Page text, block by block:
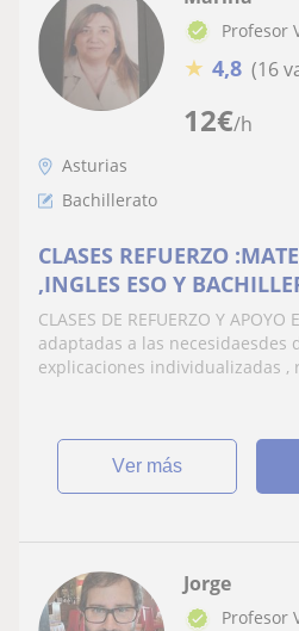
12€/h
Profesor
★ 4,8 (16
Asturias
Bachillerato
CLASES REFUERZO
,INGLES ESO Y
CLASES DE REFUERZO Y APOYO
adaptadas a las necesidaesdes
explicaciones individualizadas ,
ver más
Jorge
Profesor